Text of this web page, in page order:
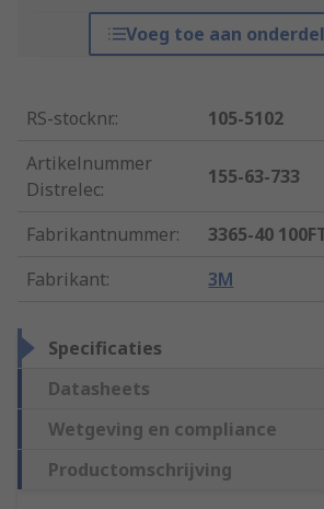
Voeg toe aan
RS-stocknr.:
105-5102
Artikelnummer
Distrelec:
155-63-733
Fabrikantnummer:
3365-40
Fabrikant: 3M
Specificaties
Datasheets
Wetgeving en compliance
Productomschrijving